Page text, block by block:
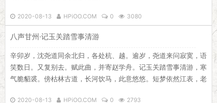
2020-08-13 HPiOO.COM 0 3080
八声甘州·记玉关踏雪事清游
辛卯岁，沈尧道同余北归，各处杭、越。逾岁，尧道来问寂寞，语
笑数日。又复别去。赋此曲，并寄赵学舟。记玉关踏雪事清游，寒
气脆貂裘。傍枯林古道，长河饮马，此意悠悠。短梦依然江表，老
2020-08-13 HPiOO.COM 0 2793